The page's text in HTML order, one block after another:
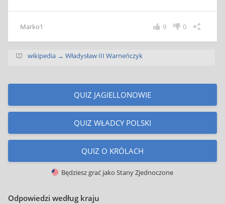
Marko1 0
9
wikipedia → Władysław III Warneńczyk
QUIZ JAGIELLONOWIE
QUIZ WŁADCY POLSKI
QUIZ O KRÓLACH
Będziesz grać jako Stany Zjednoczone
Odpowiedzi według kraju